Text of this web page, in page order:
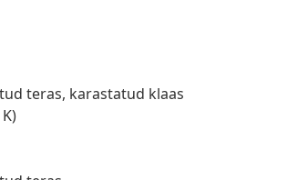
teras, karastatud klaas